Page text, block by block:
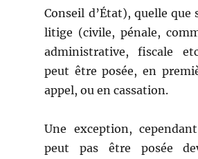
Con­seil d’État), quelle
lit­ige (civile, pénale,
admin­is­tra­tive, fis­cale
peut être posée, en
appel, ou en cassation.
Une excep­tion,
peut pas être posée